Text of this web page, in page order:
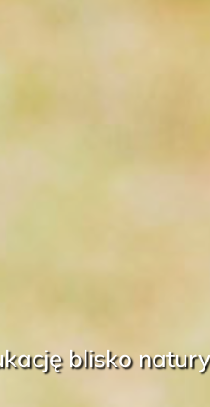
blisko natury